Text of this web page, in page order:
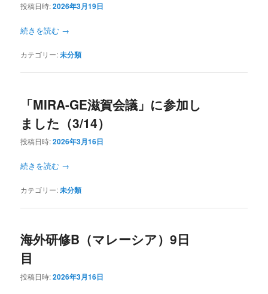
投稿日時:2026年3月19日
続きを読む →
カテゴリー:未分類
「MIRA-GE滋賀会議」に参加し
ました（3/14）
投稿日時:2026年3月16日
続きを読む →
カテゴリー:未分類
海外研修B（マレーシア）9日
目
投稿日時:2026年3月16日